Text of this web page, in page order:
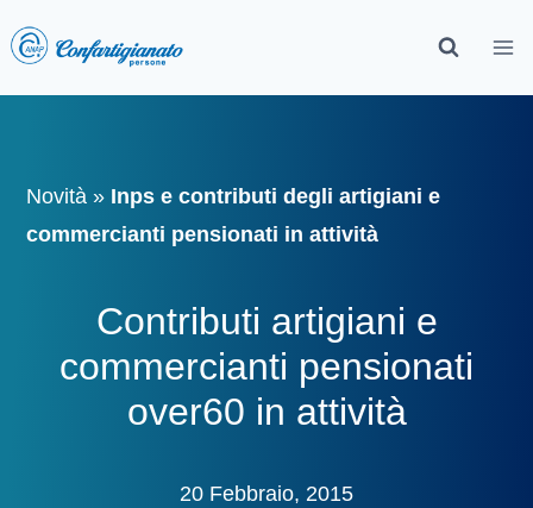
Novità » Inps e contributi degli artigiani e
commercianti pensionati in attività
Contributi artigiani e
commercianti pensionati
over60 in attività
20 Febbraio, 2015